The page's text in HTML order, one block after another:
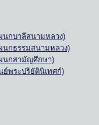
กบาลีสนามหลวง)
กธรรมสนามหลวง)
นกสามัญศึกษา)
พระปริยัตินิเทศก์)